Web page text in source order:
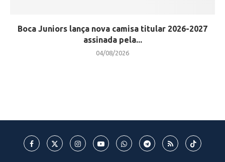
Boca Juniors lança nova camisa titular 2026-2027
assinada pela...
04/08/2026